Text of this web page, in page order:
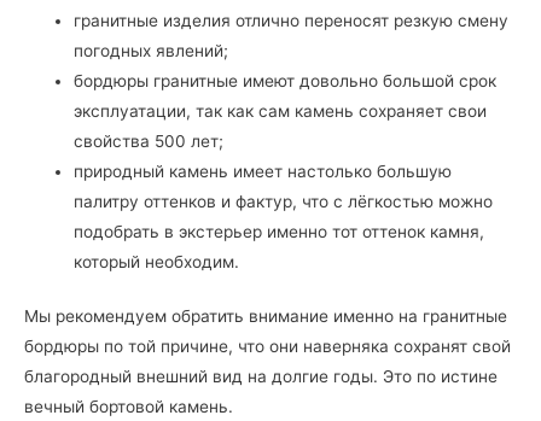
гранитные изделия отлично переносят резкую смену
погодных явлений;
бордюры гранитные имеют довольно большой срок
эксплуатации, так как сам камень сохраняет свои
свойства 500 лет;
природный камень имеет настолько большую
палитру оттенков и фактур, что с лёгкостью можно
подобрать в экстерьер именно тот оттенок камня,
который необходим.
Мы рекомендуем обратить внимание именно на гранитные
бордюры по той причине, что они наверняка сохранят свой
благородный внешний вид на долгие годы. Это по истине
вечный бортовой камень.